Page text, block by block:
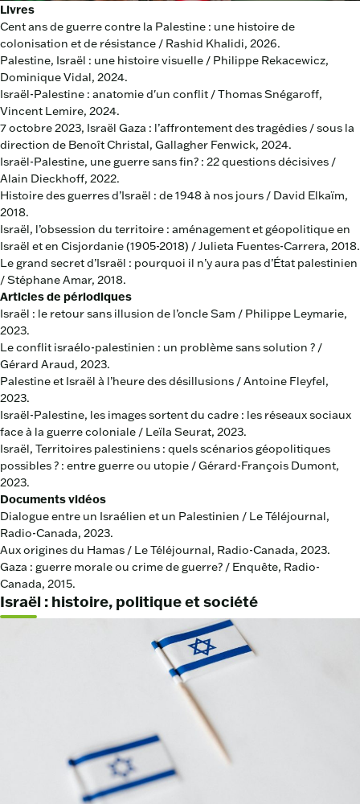
Livres
Cent ans de guerre contre la Palestine : une histoire de
colonisation et de résistance / Rashid Khalidi, 2026.
Palestine, Israël : une histoire visuelle / Philippe Rekacewicz,
Dominique Vidal, 2024.
Israël-Palestine : anatomie d'un conflit / Thomas Snégaroff,
Vincent Lemire, 2024.
7 octobre 2023, Israël Gaza : l’affrontement des tragédies / sous la
direction de Benoît Christal, Gallagher Fenwick, 2024.
Israël-Palestine, une guerre sans fin? : 22 questions décisives /
Alain Dieckhoff, 2022.
Histoire des guerres d’Israël : de 1948 à nos jours / David Elkaïm,
2018.
Israël, l’obsession du territoire : aménagement et géopolitique en
Israël et en Cisjordanie (1905-2018) / Julieta Fuentes-Carrera, 2018.
Le grand secret d’Israël : pourquoi il n’y aura pas d’État palestinien
/ Stéphane Amar, 2018.
Articles de périodiques
Israël : le retour sans illusion de l’oncle Sam / Philippe Leymarie,
2023.
Le conflit israélo-palestinien : un problème sans solution ? /
Gérard Araud, 2023.
Palestine et Israël à l’heure des désillusions / Antoine Fleyfel,
2023.
Israël-Palestine, les images sortent du cadre : les réseaux sociaux
face à la guerre coloniale / Leïla Seurat, 2023.
Israël, Territoires palestiniens : quels scénarios géopolitiques
possibles ? : entre guerre ou utopie / Gérard-François Dumont,
2023.
Documents vidéos
Dialogue entre un Israélien et un Palestinien / Le Téléjournal,
Radio-Canada, 2023.
Aux origines du Hamas / Le Téléjournal, Radio-Canada, 2023.
Gaza : guerre morale ou crime de guerre? / Enquête, Radio-
Canada, 2015.
Israël : histoire, politique et société